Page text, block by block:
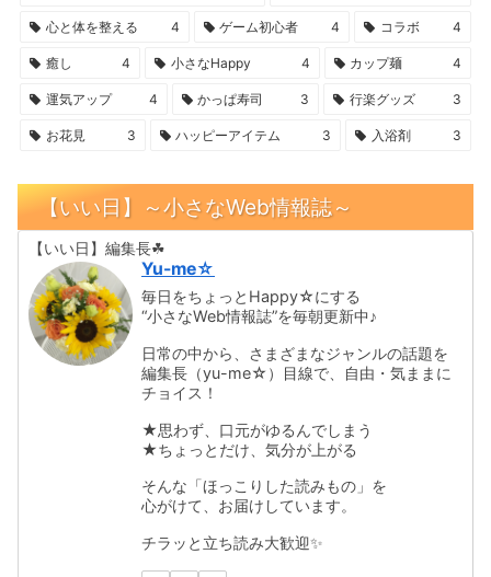
心と体を整える 4 ゲーム初心者 4 コラボ 4
癒し 4 小さなHappy 4 カップ麺 4
運気アップ 4 かっぱ寿司 3 行楽グッズ 3
お花見 3 ハッピーアイテム 3 入浴剤 3
【いい日】～小さなWeb情報誌～
【いい日】編集長☘
Yu-me☆
毎日をちょっとHappy☆にする
“小さなWeb情報誌”を毎朝更新中♪
日常の中から、さまざまなジャンルの話題を
編集長（yu-me☆）目線で、自由・気ままに
チョイス！
★思わず、口元がゆるんでしまう
★ちょっとだけ、気分が上がる
そんな「ほっこりした読みもの」を
心がけて、お届けしています。
チラッと立ち読み大歓迎✨️